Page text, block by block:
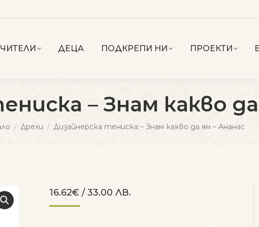
ДЕЦА ПОДКРЕПИ НИ ПРОЕКТИ
– Знам какво
are here:
Дрехи Дизайнерска тениска – Знам какво да ям – Ананас
16.62€ / 33.00 ЛВ.